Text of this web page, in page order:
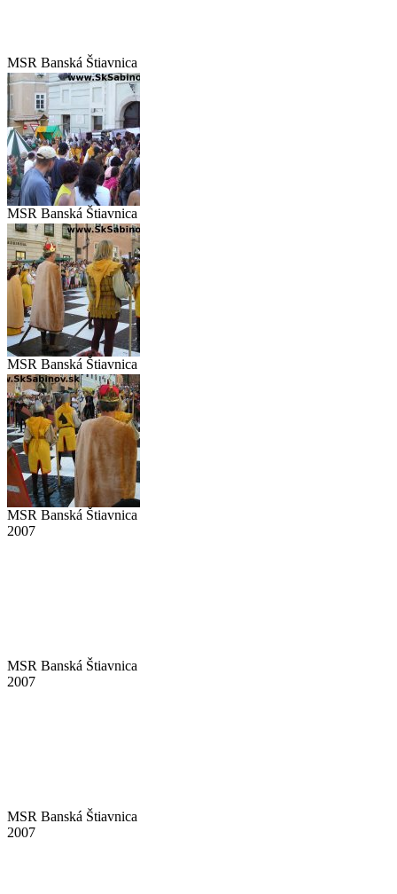
MSR Banská Štiavnica
2007
MSR Banská Štiavnica
2007
MSR Banská Štiavnica
2007
MSR Banská Štiavnica
2007
MSR Banská Štiavnica
2007
MSR Banská Štiavnica
2007